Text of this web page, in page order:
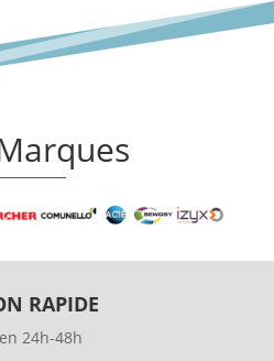
RAPIDE
24h-48h